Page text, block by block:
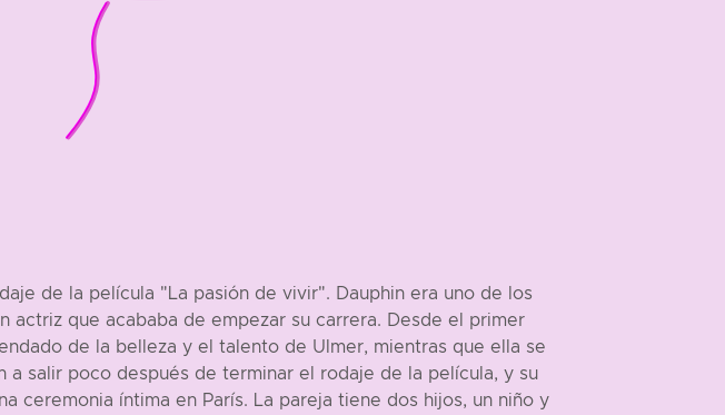
de la película "La pasión de vivir". Dauphin era uno de los
actriz que acababa de empezar su carrera. Desde el primer
de la belleza y el talento de Ulmer, mientras que ella se
salir poco después de terminar el rodaje de la película, y su
ceremonia íntima en París. La pareja tiene dos hijos, un niño y